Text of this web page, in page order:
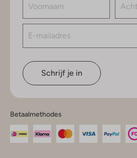
Schrijf je in
Betaalmethodes